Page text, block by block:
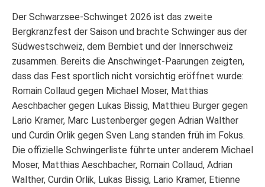
Der Schwarzsee-Schwinget 2026 ist das zweite
Bergkranzfest der Saison und brachte Schwinger aus der
Südwestschweiz, dem Bernbiet und der Innerschweiz
zusammen. Bereits die Anschwinget-Paarungen zeigten,
dass das Fest sportlich nicht vorsichtig eröffnet wurde:
Romain Collaud gegen Michael Moser, Matthias
Aeschbacher gegen Lukas Bissig, Matthieu Burger gegen
Lario Kramer, Marc Lustenberger gegen Adrian Walther
und Curdin Orlik gegen Sven Lang standen früh im Fokus.
Die offizielle Schwingerliste führte unter anderem Michael
Moser, Matthias Aeschbacher, Romain Collaud, Adrian
Walther, Curdin Orlik, Lukas Bissig, Lario Kramer, Etienne